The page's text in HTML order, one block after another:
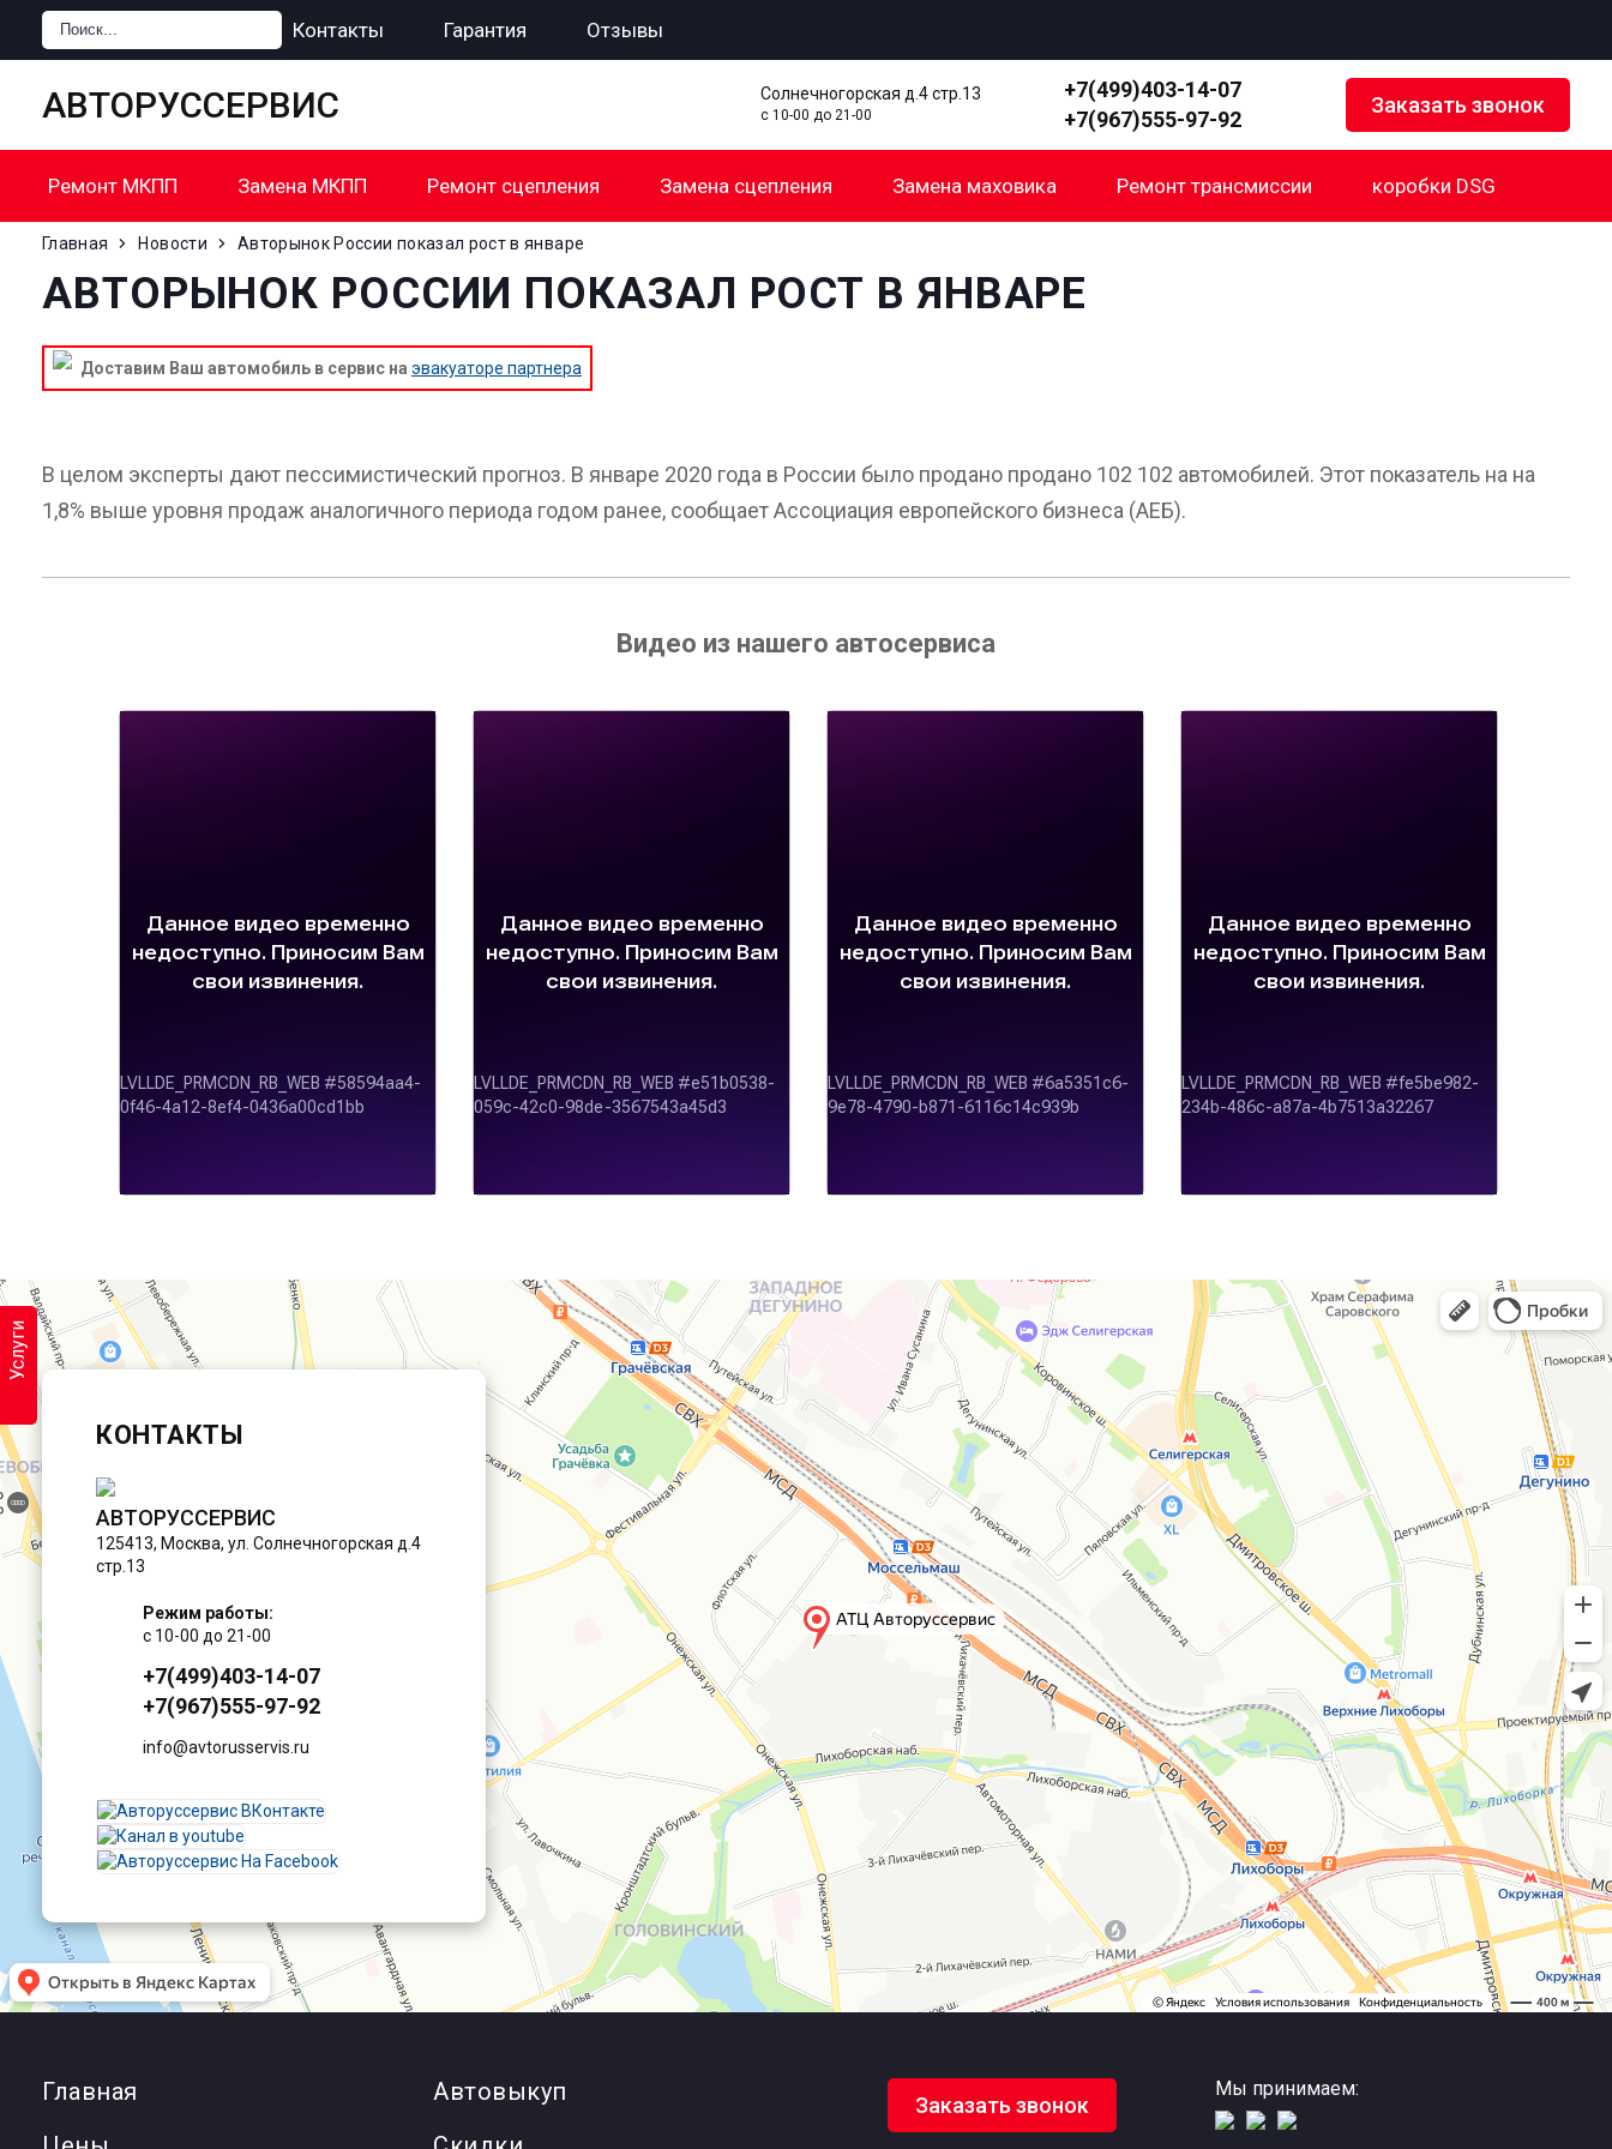
Главная Контакты Гарантия Отзывы
АВТОРУССЕРВИС Солнечногорская д.4 стр.13
с 10-00 до 21-00
+7(499)403-14-07
+7(967)555-97-92
Заказать звонок
Ремонт МКПП Замена МКПП Ремонт сцепления Замена сцепления Замена маховика Ремонт трансмиссии коробки DSG
Главная Новости Авторынок России показал рост в январе
АВТОРЫНОК РОССИИ ПОКАЗАЛ РОСТ В ЯНВАРЕ
Доставим Ваш автомобиль в сервис на эвакуаторе партнера
Услуги
В целом эксперты дают пессимистический прогноз. В январе 2020 года в России было продано продано 102 102 автомобилей. Этот показатель на на
1,8% выше уровня продаж аналогичного периода годом ранее, сообщает Ассоциация европейского бизнеса (АЕБ).
Видео из нашего автосервиса
КОНТАКТЫ
АВТОРУССЕРВИС
125413, Москва, ул. Солнечногорская д.4
стр.13
Режим работы:
с 10-00 до 21-00
+7(499)403-14-07
+7(967)555-97-92
info@avtorusservis.ru
Главная
Автовыкуп
Заказать звонок
Мы принимаем: